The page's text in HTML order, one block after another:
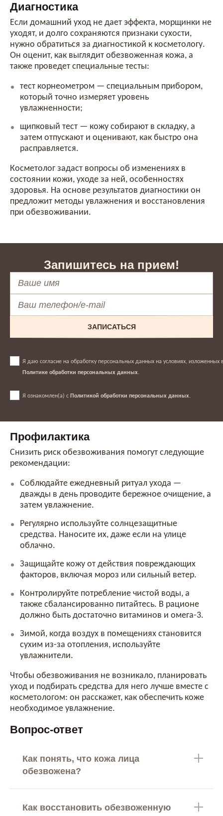
Диагностика
Если домашний уход не дает эффекта, морщинки не
уходят, и долго сохраняются признаки сухости,
нужно обратиться за диагностикой к косметологу.
Он оценит, как выглядит обезвоженная кожа, а
также проведет специальные тесты:
тест корнеометром — специальным прибором,
который точно измеряет уровень
увлажненности;
щипковый тест — кожу собирают в складку, а
затем отпускают и оценивают, как быстро она
расправляется.
Косметолог задаст вопросы об изменениях в
состоянии кожи, уходе за ней, особенностях
здоровья. На основе результатов диагностики он
предложит методы увлажнения и восстановления
при обезвоживании.
Запишитесь на прием!
ЗАПИСАТЬСЯ
Я даю согласие на обработку персональных данных на условиях, изложенных
Политике обработки персональных данных.
Я ознакомлен(а) с Политикой обработки персональных данных.
Профилактика
Снизить риск обезвоживания помогут следующие
рекомендации:
Соблюдайте ежедневный ритуал ухода —
дважды в день проводите бережное очищение, а
затем увлажнение.
Регулярно используйте солнцезащитные
средства. Наносите их, даже если на улице
облачно.
Защищайте кожу от действия повреждающих
факторов, включая мороз или сильный ветер.
Контролируйте потребление чистой воды, а
также сбалансированно питайтесь. В рационе
должно быть достаточно витаминов и омега-3.
Зимой, когда воздух в помещениях становится
сухим из-за отопления, используйте
увлажнители.
Чтобы обезвоживания не возникало, планировать
уход и подбирать средства для него лучше вместе с
косметологом: он расскажет, как обеспечить коже
необходимое увлажнение.
Вопрос-ответ
Как понять, что кожа лица
обезвожена?
Как восстановить обезвоженную